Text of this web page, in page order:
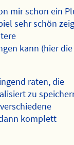
mir schon ein
sehr schön
kann (hier die
raten, die
zu
komplett